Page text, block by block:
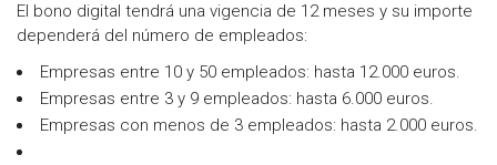
El bono digital tendrá una vigencia de 12 meses y su importe
dependerá del número de empleados:
Empresas entre 10 y 50 empleados: hasta 12.000 euros.
Empresas entre 3 y 9 empleados: hasta 6.000 euros.
Empresas con menos de 3 empleados: hasta 2.000 euros.